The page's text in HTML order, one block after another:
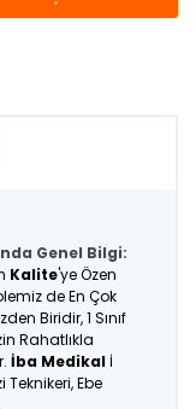
Genel Bilgi:
Kalite'ye Özen
de En Çok
Biridir, 1 Sınıf
Rahatlıkla
İba Medikal İ
Teknikeri, Ebe